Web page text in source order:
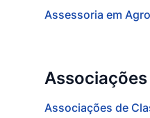
Assessoria em
Associações de